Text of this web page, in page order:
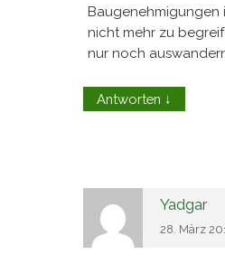
Baugenehmigungen
nicht mehr zu
nur noch
Antworten ↓
Yadgar
28. März